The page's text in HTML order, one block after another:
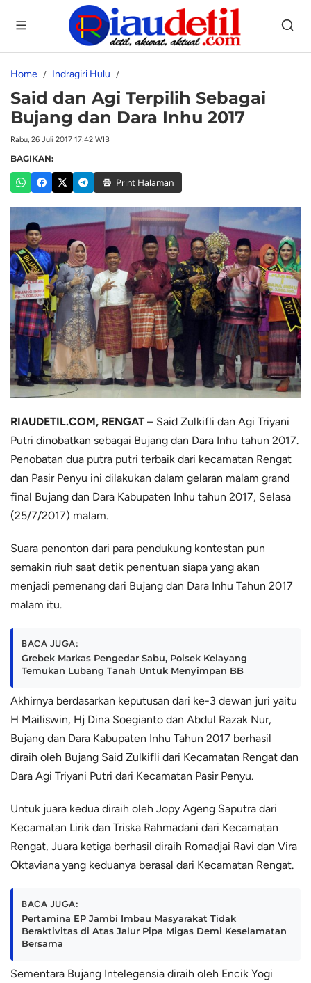
Home Indragiri Hulu
Said dan Agi Terpilih Sebagai
Bujang dan Dara Inhu 2017
Rabu, 26 Juli 2017 17:42 WIB
BAGIKAN:
Print Halaman
RIAUDETIL.COM, RENGAT– Said Zulkifli dan Agi Triyani
Putri dinobatkan sebagai Bujang dan Dara Inhu tahun 2017.
Penobatan dua putra putri terbaik dari kecamatan Rengat
dan Pasir Penyu ini dilakukan dalam gelaran malam grand
final Bujang dan Dara Kabupaten Inhu tahun 2017, Selasa
(25/7/2017) malam.
Suara penonton dari para pendukung kontestan pun
semakin riuh saat detik penentuan siapa yang akan
menjadi pemenang dari Bujang dan Dara Inhu Tahun 2017
malam itu.
BACA JUGA:
Grebek Markas Pengedar Sabu, Polsek Kelayang
Temukan Lubang Tanah Untuk Menyimpan BB
Akhirnya berdasarkan keputusan dari ke-3 dewan juri yaitu
H Mailiswin, Hj Dina Soegianto dan Abdul Razak Nur,
Bujang dan Dara Kabupaten Inhu Tahun 2017 berhasil
diraih oleh Bujang Said Zulkifli dari Kecamatan Rengat dan
Dara Agi Triyani Putri dari Kecamatan Pasir Penyu.
Untuk juara kedua diraih oleh Jopy Ageng Saputra dari
Kecamatan Lirik dan Triska Rahmadani dari Kecamatan
Rengat, Juara ketiga berhasil diraih Romadjai Ravi dan Vira
Oktaviana yang keduanya berasal dari Kecamatan Rengat.
BACA JUGA:
Pertamina EP Jambi Imbau Masyarakat Tidak
Beraktivitas di Atas Jalur Pipa Migas Demi Keselamatan
Bersama
Sementara Bujang Intelegensia diraih oleh Encik Yogi